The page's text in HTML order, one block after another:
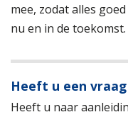
mee, zodat alles
nu en in de toekomst.
Heeft u een
Heeft u naar